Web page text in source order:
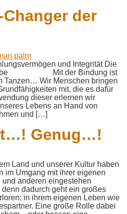
Changer der
und Integrität Die
Liebe Mit der Bindung ist
Tanzen… Wir Menschen bringen
mit, die es dafür
dieser erlernen wir
Lebens an Hand von
und […]
Genug…!
Land und unserer Kultur haben
im Umgang mit ihrer eigenen
anderen eingestehen
dadurch geht ein großes
in ihrem eigenen Leben wie
Eine große Rolle dabei